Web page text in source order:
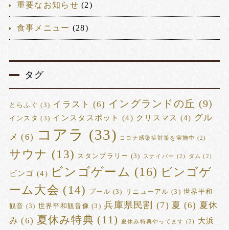
重要なお知らせ (2)
食事メニュー (28)
タグ
とらふぐ (3) イラスト (6) イングランドの丘 (9)
インスタ (3) インスタスポット (4) クリスマス (4) グル
メ (6) コアラ (33) コロナ感染症対策を実施中 (2)
サウナ (13) スタンプラリー (3) スナイパー (2) ダム (2)
ビンゴ (4) ビンゴゲーム (16) ビンゴゲ
ーム大会 (14) プール (3) リニューアル (3) 世界平和
観音 (3) 世界平和観音像 (3) 兵庫県民割 (7) 夏 (6) 夏休
み (6) 夏休み特典 (11) 夏休み特典やってます (2)
大浜